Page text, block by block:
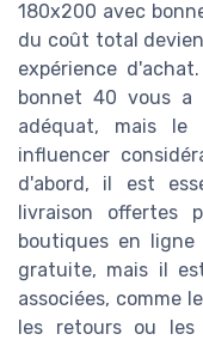
180x200 avec
du coût total
expérience
bonnet 40 vous a
adéquat, mais le
influencer
d'abord, il est
livraison offertes
boutiques en ligne
gratuite, mais il
associées, comme
les retours ou les